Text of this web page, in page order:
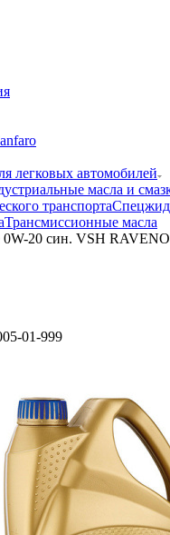
легковых автомобилей
масла и
транспорта
Трансмиссионные масла
20 син. VSH
01-999